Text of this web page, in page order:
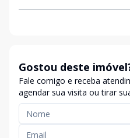
Gostou deste
Fale comigo e receba
agendar sua visita ou tirar